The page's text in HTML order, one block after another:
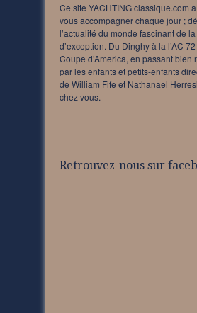
Ce site YACHTING classique.com
vous accompagner chaque jour ;
l’actualité du monde fascinant de
d’exception. Du Dinghy à la l’AC
Coupe d’America, en passant bien
par les enfants et petits-enfants
de William Fife et Nathanael
chez vous.
Retrouvez-nous sur